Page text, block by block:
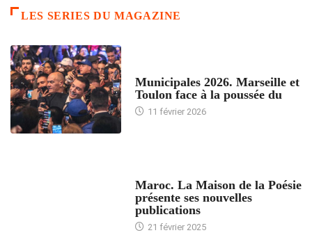
LES SERIES DU MAGAZINE
Municipales 2026. Marseille et
Toulon face à la poussée du
11 février 2026
Maroc. La Maison de la Poésie
présente ses nouvelles
publications
21 février 2025